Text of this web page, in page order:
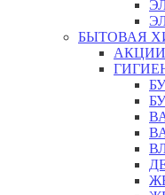
БЫТОВАЯ
АКЦИИ